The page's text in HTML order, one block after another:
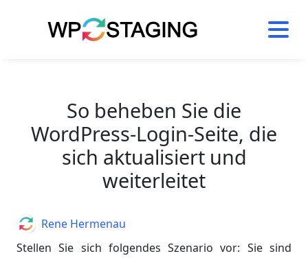
So beheben Sie die
WordPress-Login-Seite, die
sich aktualisiert und
weiterleitet
Stellen Sie sich folgendes Szenario vor: Sie sind
AuthorRene Hermenau